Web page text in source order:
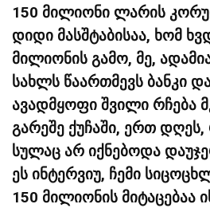
150 მილიონი ლარის
დიდი მასშტაბისაა, ხომ
მილიონის გამო, მე,
სახლს წაართმევს ბანკი
ავადმყოფი შვილი რჩება
გარეშე ქუჩაში, ერთ
სულაც არ იქნებოდა
ეს ინტერვიუ, ჩემი
150 მილიონის მიტაცებაა